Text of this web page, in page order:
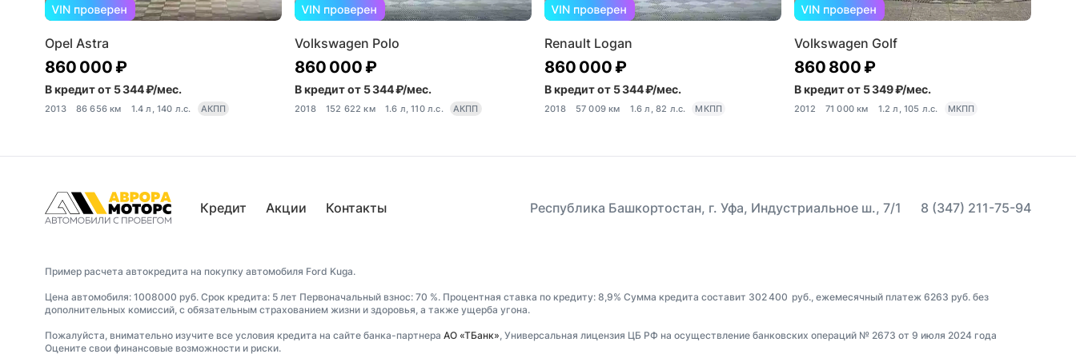
Opel Astra
860 000 ₽
В кредит от 5 344 ₽/мес.
2013 86 656 км 1.4 л, 140 л.с. АКПП
Volkswagen Polo
860 000 ₽
В кредит от 5 344 ₽/мес.
2018 152 622 км 1.6 л, 110 л.с. АКПП
Renault Logan
860 000 ₽
В кредит от 5 344 ₽/мес.
2018 57 009 км 1.6 л, 82 л.с. МКПП
Volkswagen Golf
860 800 ₽
В кредит от 5 349 ₽/мес.
2012 71 000 км 1.2 л, 105 л.с. МКПП
Кредит Акции Контакты Республика Башкортостан, г. Уфа, Индустриальное ш., 7/1 8 (347) 211-75-94
Пример расчета автокредита на покупку автомобиля Ford Kuga.
Цена автомобиля: 1008000 руб. Срок кредита: 5 лет Первоначальный взнос: 70 %. Процентная ставка по кредиту: 8,9% Сумма кредита составит 302 400 руб., ежемесячный платеж 6263 руб. без
дополнительных комиссий, с обязательным страхованием жизни и здоровья, а также ущерба угона.
Пожалуйста, внимательно изучите все условия кредита на сайте банка-партнера АО «ТБанк» , Универсальная лицензия ЦБ РФ на осуществление банковских операций № 2673 от 9 июля 2024 года
Оцените свои финансовые возможности и риски.